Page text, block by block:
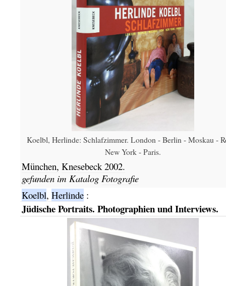
Koelbl, Herlinde: Schlafzimmer. London - Berlin - Moskau -
New York - Paris.
München, Knesebeck 2002.
gefunden im Katalog Fotografie
Koelbl, Herlinde:
Jüdische Portraits. Photographien und Interviews.